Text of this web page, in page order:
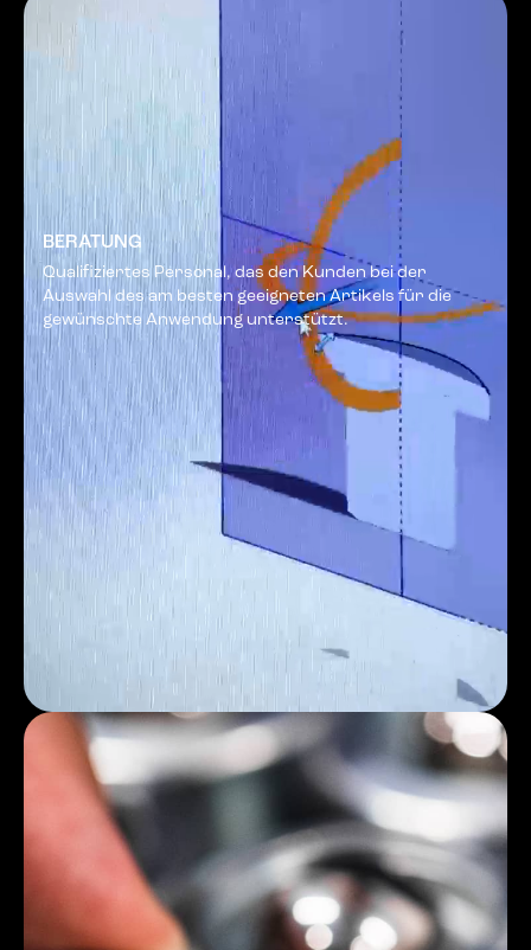
BERATUNG
Qualifiziertes Personal, das den Kunden bei der
Auswahl des am besten geeigneten Artikels für die
gewünschte Anwendung unterstützt.